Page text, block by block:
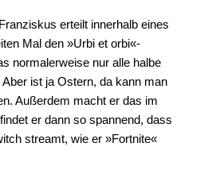
erteilt innerhalb eines
Mal den »Urbi et orbi«-
normalerweise nur alle halbe
ist ja Ostern, da kann man
Außerdem macht er das im
er dann so spannend, dass
streamt, wie er »Fortnite«